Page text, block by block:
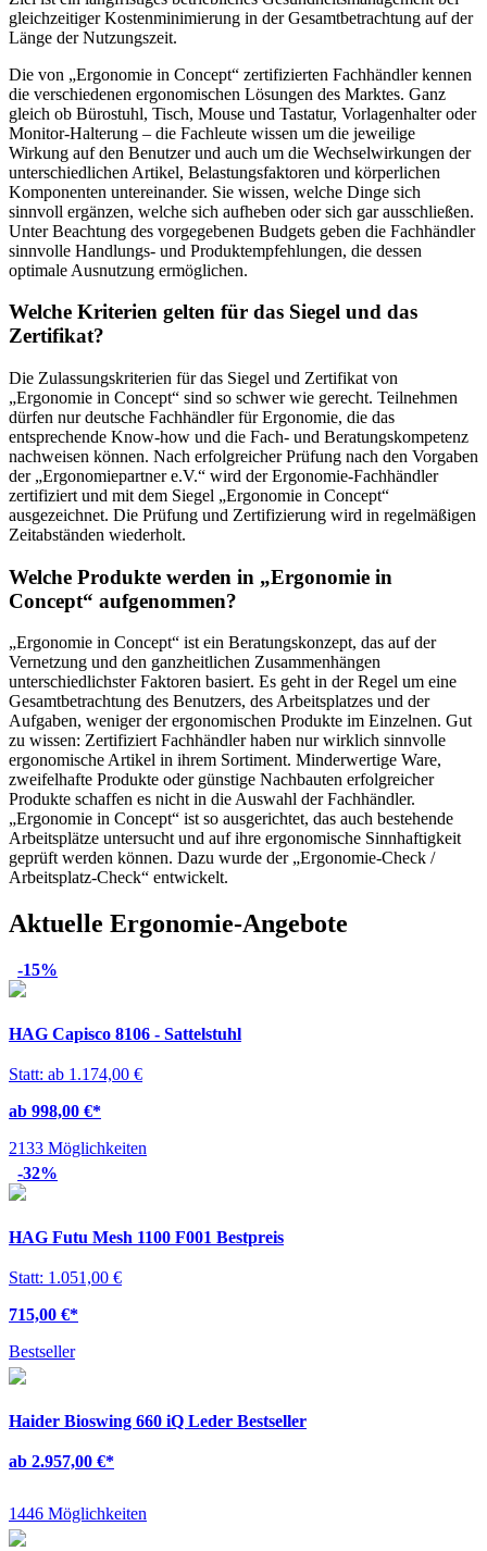
gleichzeitiger Kostenminimierung in der Gesamtbetrachtung auf der
Länge der Nutzungszeit.
Die von „Ergonomie in Concept“ zertifizierten Fachhändler kennen
die verschiedenen ergonomischen Lösungen des Marktes. Ganz
gleich ob Bürostuhl, Tisch, Mouse und Tastatur, Vorlagenhalter oder
Monitor-Halterung – die Fachleute wissen um die jeweilige
Wirkung auf den Benutzer und auch um die Wechselwirkungen der
unterschiedlichen Artikel, Belastungsfaktoren und körperlichen
Komponenten untereinander. Sie wissen, welche Dinge sich
sinnvoll ergänzen, welche sich aufheben oder sich gar ausschließen.
Unter Beachtung des vorgegebenen Budgets geben die Fachhändler
sinnvolle Handlungs- und Produktempfehlungen, die dessen
optimale Ausnutzung ermöglichen.
Welche Kriterien gelten für das Siegel und das
Zertifikat?
Die Zulassungskriterien für das Siegel und Zertifikat von
„Ergonomie in Concept“ sind so schwer wie gerecht. Teilnehmen
dürfen nur deutsche Fachhändler für Ergonomie, die das
entsprechende Know-how und die Fach- und Beratungskompetenz
nachweisen können. Nach erfolgreicher Prüfung nach den Vorgaben
der „Ergonomiepartner e.V.“ wird der Ergonomie-Fachhändler
zertifiziert und mit dem Siegel „Ergonomie in Concept“
ausgezeichnet. Die Prüfung und Zertifizierung wird in regelmäßigen
Zeitabständen wiederholt.
Welche Produkte werden in „Ergonomie in
Concept“ aufgenommen?
„Ergonomie in Concept“ ist ein Beratungskonzept, das auf der
Vernetzung und den ganzheitlichen Zusammenhängen
unterschiedlichster Faktoren basiert. Es geht in der Regel um eine
Gesamtbetrachtung des Benutzers, des Arbeitsplatzes und der
Aufgaben, weniger der ergonomischen Produkte im Einzelnen. Gut
zu wissen: Zertifiziert Fachhändler haben nur wirklich sinnvolle
ergonomische Artikel in ihrem Sortiment. Minderwertige Ware,
zweifelhafte Produkte oder günstige Nachbauten erfolgreicher
Produkte schaffen es nicht in die Auswahl der Fachhändler.
„Ergonomie in Concept“ ist so ausgerichtet, das auch bestehende
Arbeitsplätze untersucht und auf ihre ergonomische Sinnhaftigkeit
geprüft werden können. Dazu wurde der „Ergonomie-Check /
Arbeitsplatz-Check“ entwickelt.
Aktuelle Ergonomie-Angebote
-15%
HAG Capisco 8106 - Sattelstuhl
Statt: ab 1.174,00 €
ab 998,00 €*
2133 Möglichkeiten
-32%
HAG Futu Mesh 1100 F001 Bestpreis
Statt: 1.051,00 €
715,00 €*
Bestseller
Haider Bioswing 660 iQ Leder Bestseller
ab 2.957,00 €*
1446 Möglichkeiten